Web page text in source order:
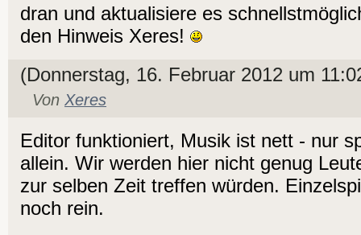
dran und aktualisiere es
den Hinweis Xeres!
(Donnerstag, 16. Februar 2012 um
Von Xeres
Editor funktioniert, Musik ist nett - nur
allein. Wir werden hier nicht genug
zur selben Zeit treffen würden.
noch rein.